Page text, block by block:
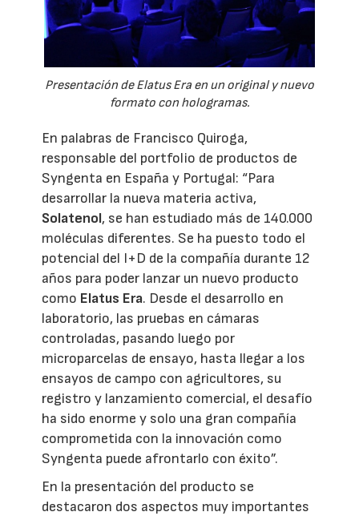
Presentación de Elatus Era en un original y nuevo
formato con hologramas.
En palabras de Francisco Quiroga,
responsable del portfolio de productos de
Syngenta en España y Portugal: “Para
desarrollar la nueva materia activa,
Solatenol, se han estudiado más de 140.000
moléculas diferentes. Se ha puesto todo el
potencial del I+D de la compañía durante 12
años para poder lanzar un nuevo producto
como Elatus Era. Desde el desarrollo en
laboratorio, las pruebas en cámaras
controladas, pasando luego por
microparcelas de ensayo, hasta llegar a los
ensayos de campo con agricultores, su
registro y lanzamiento comercial, el desafío
ha sido enorme y solo una gran compañía
comprometida con la innovación como
Syngenta puede afrontarlo con éxito”.
En la presentación del producto se
destacaron dos aspectos muy importantes